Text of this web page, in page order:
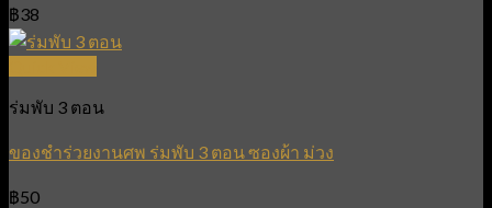
฿38
ร่มพับ 3 ตอน
ของชำร่วยงานศพ ร่มพับ 3 ตอน ซองผ้า ม่วง
฿50